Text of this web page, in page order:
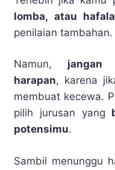
lomba, atau
penilaian tambahan.
Namun, jangan
harapan, karena
membuat kecewa.
pilih jurusan yang
potensimu.
Sambil menunggu